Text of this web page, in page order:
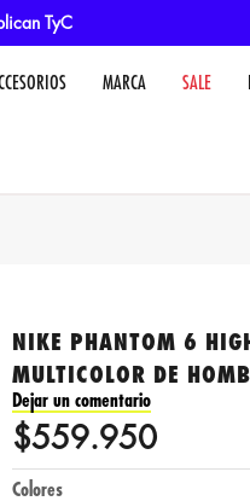
TyC
MARCA SALE
NIKE PHANTOM 6
MULTICOLOR DE
Dejar un comentario
$559.950
Colores